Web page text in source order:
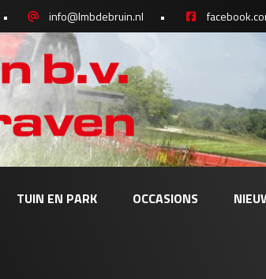
• info@lmbdebruin.nl •
TUIN EN PARK OCCASIONS